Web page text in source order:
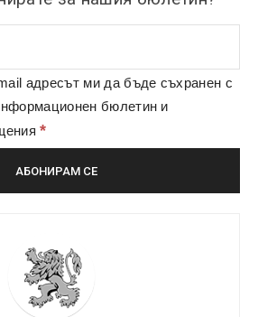
адресът ми да бъде съхранен с
бюлетин и
*